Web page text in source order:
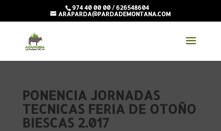
974 40 00 00 / 626548604
ARAPARDA@PARDADEMONTANA.COM
PONENCIA JORNADAS
TECNICAS FERIA DE OTOÑO
BIESCAS 2.017